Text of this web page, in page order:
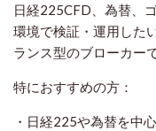
日経225CFD、為替、
環境で検証・運用した
ランス型のブローカーで
特におすすめの方：
・日経225や為替を中